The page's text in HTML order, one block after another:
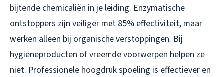
bijtende chemicaliën in je leiding. Enzymatische
ontstoppers zijn veiliger met 85% effectiviteit, maar
werken alleen bij organische verstoppingen. Bij
hygiëneproducten of vreemde voorwerpen helpen ze
niet. Professionele hoogdruk spoeling is effectiever en